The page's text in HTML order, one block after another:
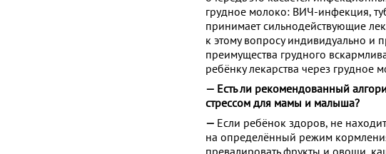
грудное молоко: ВИЧ-инфекция,
принимает сильнодействующие
к этому вопросу индивидуально и
преимущества грудного
ребёнку лекарства через грудное
— Есть ли рекомендованный
стрессом для мамы и малыша?
— Если ребёнок здоров, не
на определённый режим
превалировать фрукты и овощи,